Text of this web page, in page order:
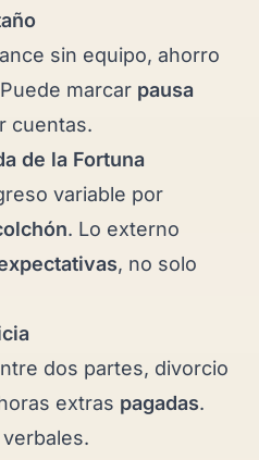
sin equipo, ahorro
marcar pausa
cuentas.
de la Fortuna
variable por
. Lo externo
, no solo
dos partes, divorcio
extras pagadas.
verbales.